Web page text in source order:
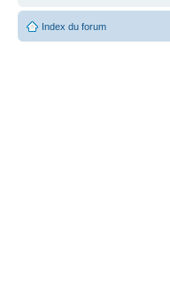
Index du forum